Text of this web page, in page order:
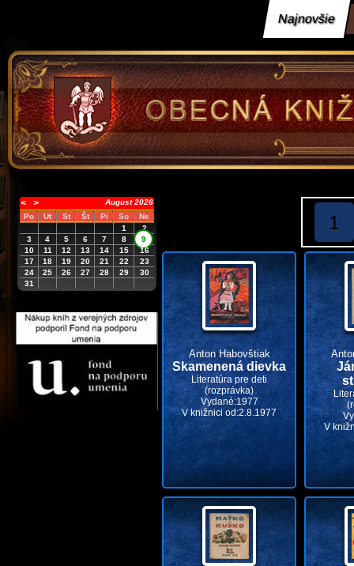
Najnovšie
< >
August 2026
Po
Ut St Št Pi So
Ne
1
2
3
4 5 6 7 8
9
10
11 12 13 14 15
16
17
18 19 20 21 22
23
24
25 26 27 28 29
30
31
1
Anton Habovštiak
Skamenená dievka
Literatúra pre deti
(rozprávka)
Vydané:1977
V knižnici od:2.8.1977
V